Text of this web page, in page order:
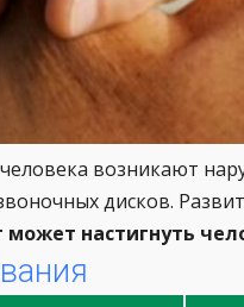
возникают
дисков.
может настигнуть